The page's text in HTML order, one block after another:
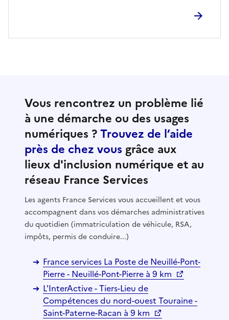
Vous rencontrez un problème lié
à une démarche ou des usages
numériques ?Trouvez de l’aide
près de chez vous grâce aux
lieux d'inclusion numérique et au
réseau France Services
Les agents France Services vous accueillent et vous
accompagnent dans vos démarches administratives
du quotidien (immatriculation de véhicule, RSA,
impôts, permis de conduire...)
France services La Poste de Neuillé-Pont-
Pierre - Neuillé-Pont-Pierre à 9 km
L'InterActive - Tiers-Lieu de
Compétences du nord-ouest Touraine -
Saint-Paterne-Racan à 9 km